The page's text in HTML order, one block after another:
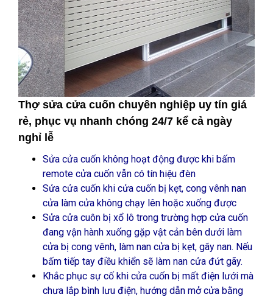
Thợ sửa cửa cuốn chuyên nghiệp uy tín giá
rẻ, phục vụ nhanh chóng 24/7 kể cả ngày
nghỉ lễ
Sửa cửa cuốn không hoạt động được khi bấm
remote cửa cuốn vẫn có tín hiệu đèn
Sửa cửa cuốn khi cửa cuốn bị kẹt, cong vênh nan
cửa làm cửa không chạy lên hoặc xuống được
Sửa cửa cuôn bị xổ lô trong trường hợp cửa cuốn
đang vận hành xuống gặp vật cản bên dưới làm
cửa bị cong vênh, làm nan cửa bị kẹt, gãy nan. Nếu
bấm tiếp tay điều khiển sẽ làm nan cửa đứt gãy.
Khắc phục sự cố khi cửa cuốn bị mất điện lưới mà
chưa lắp bình lưu điện, hướng dẫn mở cửa bằng